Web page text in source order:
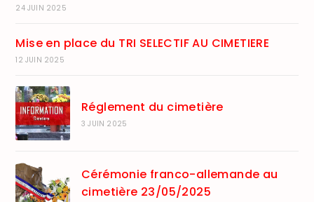
24 JUIN 2025
Mise en place du TRI SELECTIF AU CIMETIERE
12 JUIN 2025
Réglement du cimetière
3 JUIN 2025
Cérémonie franco-allemande au
cimetière 23/05/2025